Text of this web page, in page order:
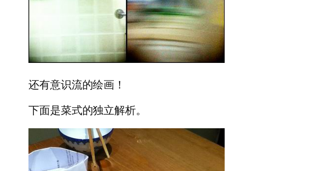
还有意识流的绘画！
下面是菜式的独立解析。